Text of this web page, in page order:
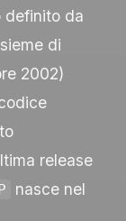
definito da
di
2002)
release
nasce nel